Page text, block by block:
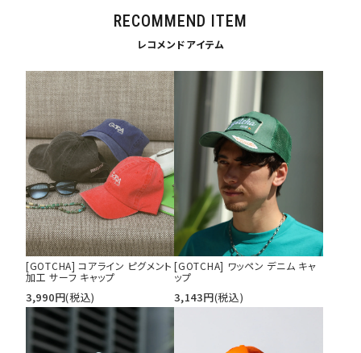
RECOMMEND ITEM
レコメンドアイテム
[GOTCHA] コアライン ピグメント
加工 サーフ キャップ
3,990円(税込)
[GOTCHA] ワッペン デニム キャ
ップ
3,143円(税込)